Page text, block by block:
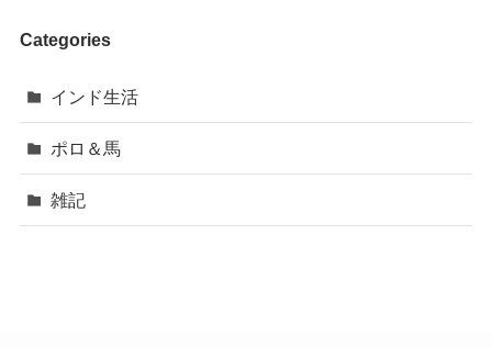
Categories
インド生活
ポロ＆馬
雑記